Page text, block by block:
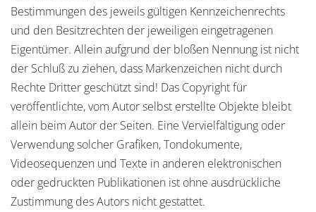
Bestimmungen des jeweils gültigen Kennzeichenrechts
und den Besitzrechten der jeweiligen eingetragenen
Eigentümer. Allein aufgrund der bloßen Nennung ist nicht
der Schluß zu ziehen, dass Markenzeichen nicht durch
Rechte Dritter geschützt sind! Das Copyright für
veröffentlichte, vom Autor selbst erstellte Objekte bleibt
allein beim Autor der Seiten. Eine Vervielfältigung oder
Verwendung solcher Grafiken, Tondokumente,
Videosequenzen und Texte in anderen elektronischen
oder gedruckten Publikationen ist ohne ausdrückliche
Zustimmung des Autors nicht gestattet.